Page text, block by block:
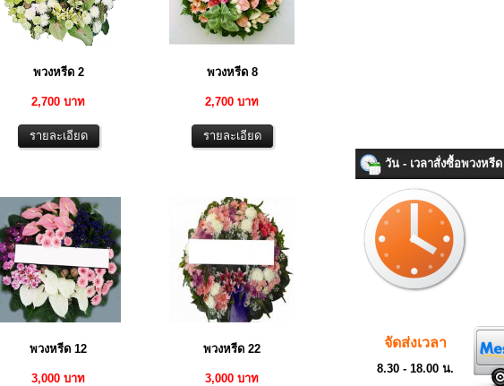
พวงหรีด 2
2,700 บาท
พวงหรีด 8
2,700 บาท
พวงหรีด 12
3,000 บาท
พวงหรีด 22
3,000 บาท
วัน - เวลาสั่งซื้อพวงหรีด
จัดส่งเวลา
8.30 - 18.00 น.